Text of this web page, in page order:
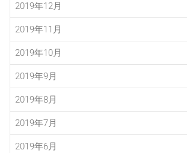
2019年12月
2019年11月
2019年10月
2019年9月
2019年8月
2019年7月
2019年6月